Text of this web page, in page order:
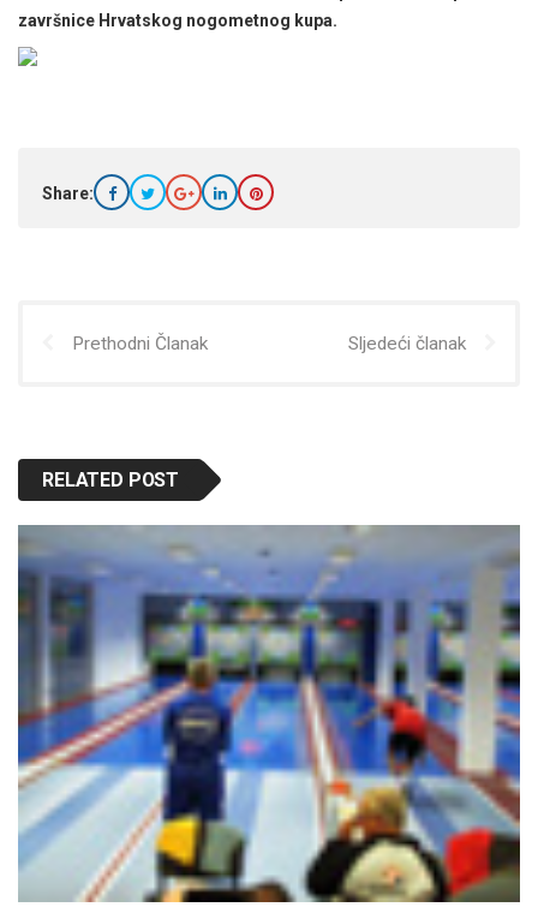
završnice Hrvatskog nogometnog kupa.
Share:
Prethodni Članak Sljedeći članak
RELATED POST